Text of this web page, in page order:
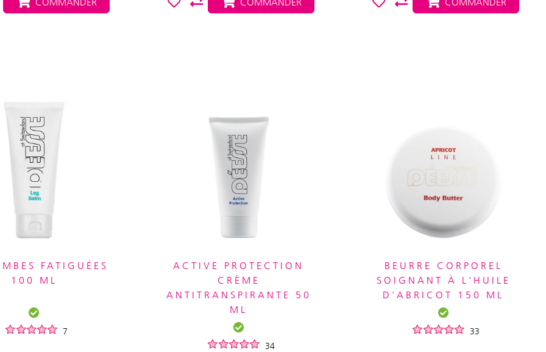
FATIGUÉES
100 ML
7
ACTIVE PROTECTION
CRÈME
ANTITRANSPIRANTE 50
ML
34
BEURRE CORPOREL
SOIGNANT À L'HUILE
D'ABRICOT 150 ML
33